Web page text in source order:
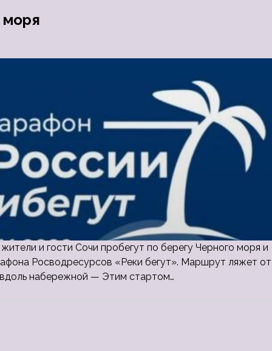
моря
и гости Сочи пробегут по берегу Черного моря и
Росводресурсов «Реки бегут». Маршрут ляжет от
набережной — Этим стартом…